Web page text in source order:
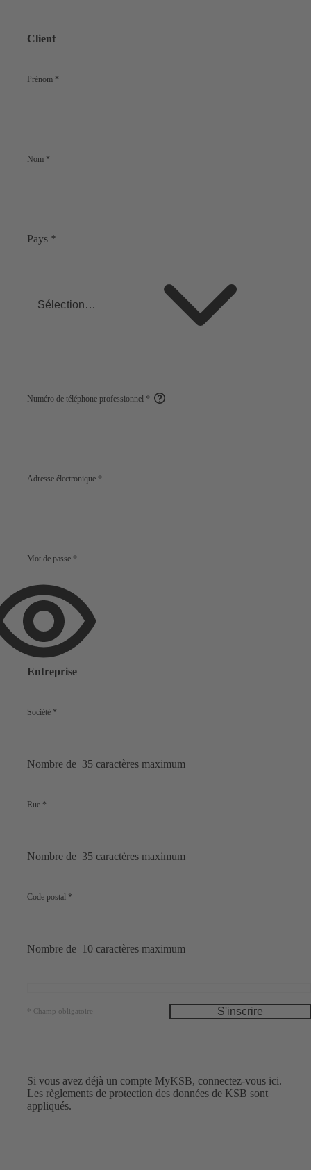
Client
Prénom *
Nom *
Pays *
Sélectionner
Numéro de téléphone professionnel *
Adresse électronique *
Mot de passe *
Afficher
le
mot
passe
Entreprise
Société *
Nombre de 35 caractères maximum
Rue *
Nombre de 35 caractères maximum
Code postal *
Nombre de 10 caractères maximum
* Champ obligatoire S'inscrire
Si vous avez déjà un compte MyKSB,connectez-vous ici.
Les règlements de protection des données de KSB sont
appliqués.